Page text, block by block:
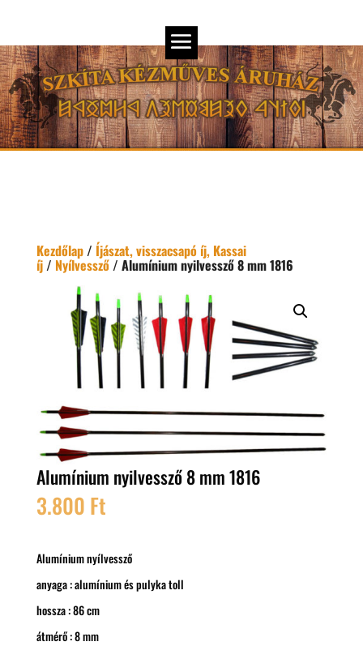
Kezdőlap/ Íjászat, visszacsapó íj, Kassai
íj/ Nyílvessző/ Alumínium nyilvessző 8 mm 1816
Alumínium nyilvessző 8 mm 1816
3.800 Ft
Alumínium nyílvessző
anyaga : alumínium és pulyka toll
hossza : 86 cm
átmérő : 8 mm